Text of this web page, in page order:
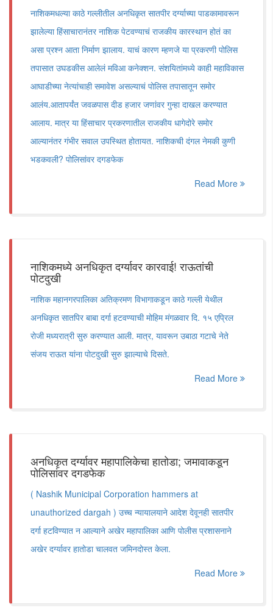
नाशिकमधल्या काठे गल्लीतील अनधिकृत सातपीर दर्ग्याच्या पाडकामावरून
झालेल्या हिंसाचारानंतर नाशिक पेटवण्याचं राजकीय कारस्थान होतं का
असा प्रश्न आता निर्माण झालाय. याचं कारण म्हणजे या प्रकरणी पोलिस
तपासात उघडकीस आलेलं मविआ कनेक्शन. संशयितांमध्ये काही महाविकास
आघाडीच्या नेत्यांचाही समावेश असल्याचं पोलिस तपासातून समोर
आलंय.आतापर्यंत जवळपास दीड हजार जणांवर गुन्हा दाखल करण्यात
आलाय. मात्र या हिंसाचार प्रकरणातील राजकीय धागेदोरे समोर
आल्यानंतर गंभीर सवाल उपस्थित होतायत. नाशिकची दंगल नेमकी कुणी
भडकवली? पोलिसांवर दगडफेक
Read More
नाशिकमध्ये अनधिकृत दर्ग्यावर कारवाई! राऊतांची
पोटदुखी
नाशिक महानगरपालिका अतिक्रमण विभागाकडून काठे गल्ली येथील
अनधिकृत सातपिर बाबा दर्गा हटवण्याची मोहिम मंगळवार दि. १५ एप्रिल
रोजी मध्यरात्री सुरु करण्यात आली. मात्र, यावरून उबाठा गटाचे नेते
संजय राऊत यांना पोटदुखी सुरु झाल्याचे दिसते.
Read More
अनधिकृत दर्ग्यावर महापालिकेचा हातोडा; जमावाकडून
पोलिसांवर दगडफेक
( Nashik Municipal Corporation hammers at
unauthorized dargah ) उच्च न्यायालयाने आदेश देवूनही सातपीर
दर्गा हटविण्यात न आल्याने अखेर महापालिका आणि पोलीस प्रशासनाने
अखेर दर्ग्यावर हातोडा चालवत जमिनदोस्त केला.
Read More